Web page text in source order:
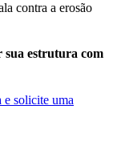
contra a erosão
estrutura com
e solicite uma